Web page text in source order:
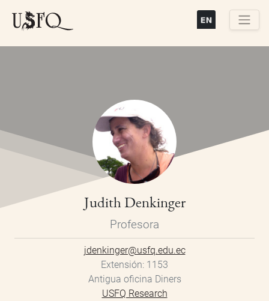
Judith Denkinger
Profesora
jdenkinger@usfq.edu.ec
Extensión 1153
Antigua oficina Diners
USFQ Research